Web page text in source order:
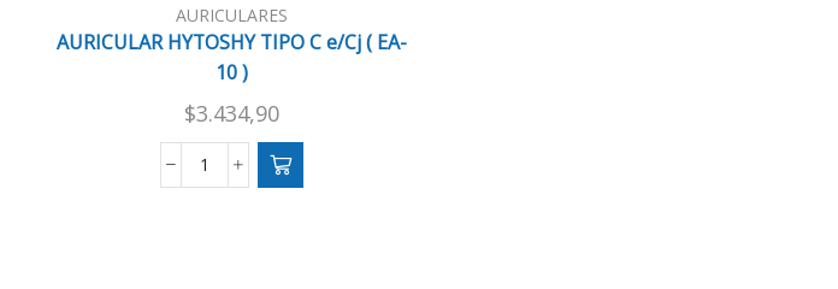
AURICULARES
AURICULAR HYTOSHY TIPO C e/Cj ( EA-
10 )
$3.434,90
AURICULAR